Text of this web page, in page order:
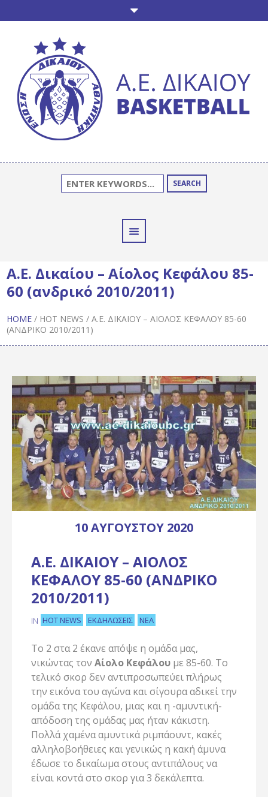
SEARCH
Α.Ε. Δικαίου – Αίολος Κεφάλου 85-
60 (ανδρικό 2010/2011)
HOME / HOT NEWS /Α.Ε. ΔΙΚΑΊΟΥ – ΑΊΟΛΟΣ ΚΕΦΆΛΟΥ 85-60
(ΑΝΔΡΙΚΌ 2010/2011)
10 ΑΥΓΟΎΣΤΟΥ 2020
Α.Ε. ΔΙΚΑΊΟΥ – ΑΊΟΛΟΣ
ΚΕΦΆΛΟΥ 85-60 (ΑΝΔΡΙΚΌ
2010/2011)
IN HOT NEWS ΕΚΔΗΛΏΣΕΙΣ ΝΈΑ
Το 2 στα 2 έκανε απόψε η ομάδα μας,
νικώντας τον Αίολο Κεφάλου με 85-60. Το
τελικό σκορ δεν αντιπροσωπεύει πλήρως
την εικόνα του αγώνα και σίγουρα αδικεί την
ομάδα της Κεφάλου, μιας και η -αμυντική-
απόδοση της ομάδας μας ήταν κάκιστη.
Πολλά χαμένα αμυντικά ριμπάουντ, κακές
αλληλοβοήθειες και γενικώς η κακή άμυνα
έδωσε το δικαίωμα στους αντιπάλους να
είναι κοντά στο σκορ για 3 δεκάλεπτα.